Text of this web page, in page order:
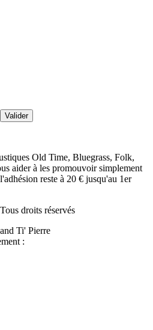
Old Time, Bluegrass, Folk,
aider à les promouvoir simplement
reste à 20 € jusqu'au 1er
Tous droits réservés
and Ti' Pierre
: